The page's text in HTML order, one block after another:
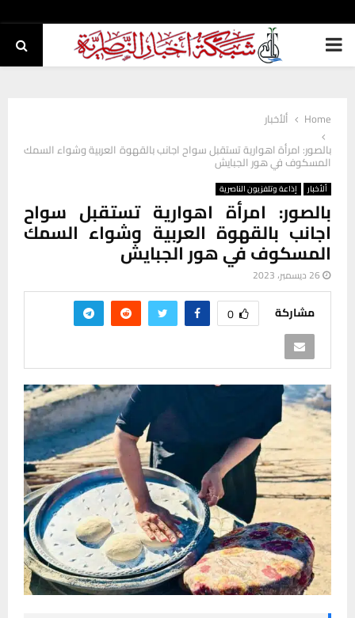
PRIMARY
Home
ألأخبار
بالصور: امرأة اهوارية تستقبل سواح اجانب بالقهوة العربية وشواء السمك
المسكوف في هور الجبايش
ألأخبار إذاعة وتلفزيون الناصرية
بالصور: امرأة اهوارية تستقبل سواح
اجانب بالقهوة العربية وشواء السمك
المسكوف في هور الجبايش
26 ديسمبر، 2023
مشاركة 0